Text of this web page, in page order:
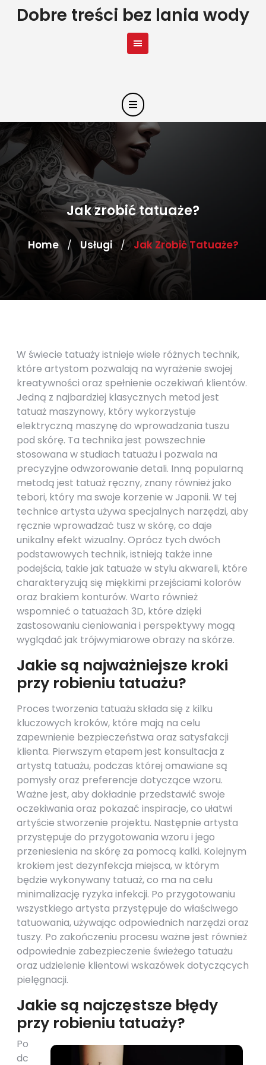
SkipDobre treści bez lania wody
Jak zrobić tatuaże?
Home / Usługi / Jak Zrobić Tatuaże?
W świecie tatuaży istnieje wiele różnych technik,
które artystom pozwalają na wyrażenie swojej
kreatywności oraz spełnienie oczekiwań klientów.
Jedną z najbardziej klasycznych metod jest
tatuaż maszynowy, który wykorzystuje
elektryczną maszynę do wprowadzania tuszu
pod skórę. Ta technika jest powszechnie
stosowana w studiach tatuażu i pozwala na
precyzyjne odwzorowanie detali. Inną popularną
metodą jest tatuaż ręczny, znany również jako
tebori, który ma swoje korzenie w Japonii. W tej
technice artysta używa specjalnych narzędzi, aby
ręcznie wprowadzać tusz w skórę, co daje
unikalny efekt wizualny. Oprócz tych dwóch
podstawowych technik, istnieją także inne
podejścia, takie jak tatuaże w stylu akwareli, które
charakteryzują się miękkimi przejściami kolorów
oraz brakiem konturów. Warto również
wspomnieć o tatuażach 3D, które dzięki
zastosowaniu cieniowania i perspektywy mogą
wyglądać jak trójwymiarowe obrazy na skórze.
Jakie są najważniejsze kroki
przy robieniu tatuażu?
Proces tworzenia tatuażu składa się z kilku
kluczowych kroków, które mają na celu
zapewnienie bezpieczeństwa oraz satysfakcji
klienta. Pierwszym etapem jest konsultacja z
artystą tatuażu, podczas której omawiane są
pomysły oraz preferencje dotyczące wzoru.
Ważne jest, aby dokładnie przedstawić swoje
oczekiwania oraz pokazać inspiracje, co ułatwi
artyście stworzenie projektu. Następnie artysta
przystępuje do przygotowania wzoru i jego
przeniesienia na skórę za pomocą kalki. Kolejnym
krokiem jest dezynfekcja miejsca, w którym
będzie wykonywany tatuaż, co ma na celu
minimalizację ryzyka infekcji. Po przygotowaniu
wszystkiego artysta przystępuje do właściwego
tatuowania, używając odpowiednich narzędzi oraz
tuszy. Po zakończeniu procesu ważne jest również
odpowiednie zabezpieczenie świeżego tatuażu
oraz udzielenie klientowi wskazówek dotyczących
pielęgnacji.
Jakie są najczęstsze błędy
przy robieniu tatuaży?
Po
dc